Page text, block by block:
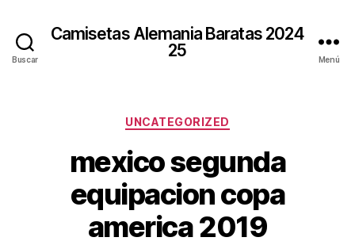
Buscar
Camisetas Alemania Baratas 2024
25
Menú
Categorías
UNCATEGORIZED
mexico segunda
equipacion copa
america 2019